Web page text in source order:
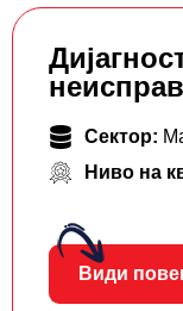
Сектор:
Ниво на
Види